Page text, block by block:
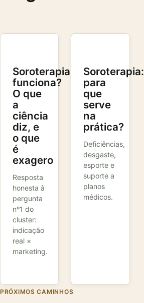
Soroterapia
funciona?
O que
a
ciência
diz, e
o que
é
exagero
Resposta
honesta à
pergunta
nº1 do
cluster:
indicação
real ×
marketing.
Soroterapia:
para
que
serve
na
prática?
Deficiências,
desgaste,
esporte e
suporte a
planos
médicos.
PRÓXIMOS CAMINHOS